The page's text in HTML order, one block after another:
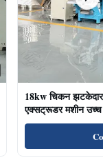
18kw चिकन झटकेदार
एक्सट्रूडर मशीन उच्च
का भोजन बिल्ली के